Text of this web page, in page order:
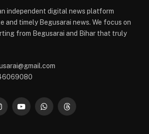
independent digital news platform
and timely Begusarai news. We focus on
from Begusarai and Bihar that truly
YouTubeWhatsAppThreads